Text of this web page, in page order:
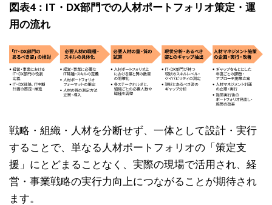
図表4：IT・DX部門での人材ポートフォリオ策定・運
用の流れ
戦略・組織・人材を分断せず、一体として設計・実行
することで、単なる人材ポートフォリオの「策定支
援」にとどまることなく、実際の現場で活用され、経
営・事業戦略の実行力向上につながることが期待され
ます。